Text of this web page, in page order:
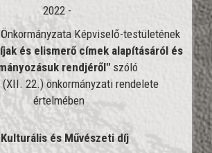
2022 -
Képviselő-testületének
és elismerő címek alapításáról és
rendjéről"szóló
22.) önkormányzati rendelete
értelmében
és Művészeti díj